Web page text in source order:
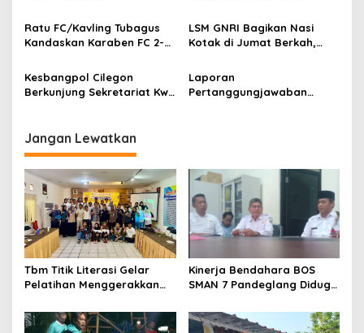
Prestasi Gemilang
dengan Harga Ekonomis
Ratu FC/Kavling Tubagus
Kandaskan Karaben FC 2-0:
Kebersamaan Warga
Sindang Heula
LSM GNRI Bagikan Nasi
Kotak di Jumat Berkah,
Kesbangpol Cilegon
Berkunjung Sekretariat Kwri
Laporan
Pertanggungjawaban
Jangan Lewatkan
Tbm Titik Literasi Gelar
Pelatihan Menggerakkan
Komunitas
Kinerja Bendahara BOS
SMAN 7 Pandeglang Diduga
Dorong Inspektorat Turun
Tangan